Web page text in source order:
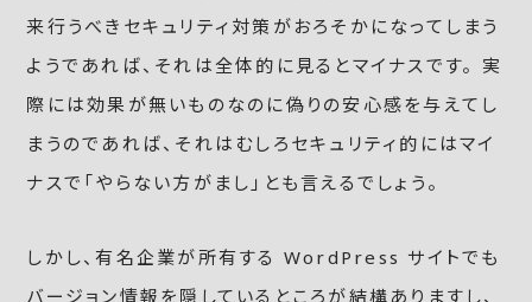
来行うべきセキュリティ対策がおろそかになってしまう
ようであれば、それは全体的に見るとマイナスです。 実
際には効果が無いものなのに偽りの安心感を与えてし
まうのであれば、それはむしろセキュリティ的にはマイ
ナスで「やらない方がまし」とも言えるでしょう。
しかし、有名企業が所有する WordPress サイトでも
バージョン情報を隠しているところが結構ありますし、